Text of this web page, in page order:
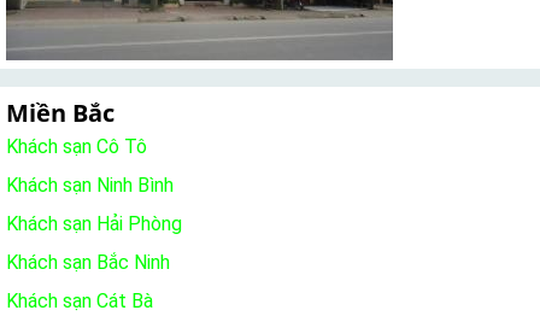
Miền Bắc
Khách sạn Cô Tô
Khách sạn Ninh Bình
Khách sạn Hải Phòng
Khách sạn Bắc Ninh
Khách sạn Cát Bà